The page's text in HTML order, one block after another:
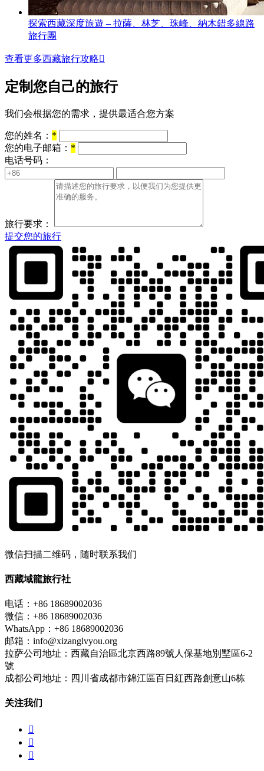
探索西藏深度旅遊 – 拉薩、林芝、珠峰、納木錯多線路
旅行團
查看更多西藏旅行攻略
定制您自己的旅行
我们会根据您的需求，提供最适合您方案
您的姓名： *
您的电子邮箱： *
电话号码：
旅行要求：
提交您的旅行
微信扫描二维码，随时联系我们
西藏域龍旅行社
电话：+86 18689002036
微信：+86 18689002036
WhatsApp：+86 18689002036
邮箱：info@xizanglvyou.org
拉萨公司地址：西藏自治區北京西路89號人保基地別墅區6-2
號
成都公司地址：四川省成都市錦江區百日紅西路創意山6栋
关注我们


